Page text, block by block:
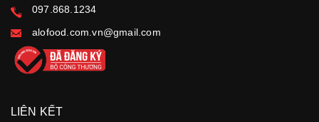
097.868.1234
alofood.com.vn@gmail.com
LIÊN KẾT